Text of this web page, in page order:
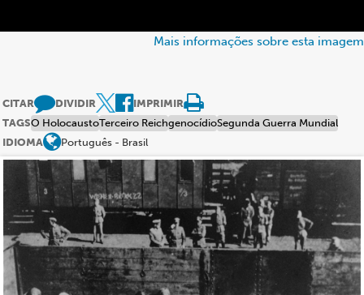
Mais informações sobre esta imagem
CITAR DIVIDIR
IMPRIMIR
TAGSO HolocaustoTerceiro ReichgenocídioSegunda Guerra Mundial
IDIOMA
Português - Brasil